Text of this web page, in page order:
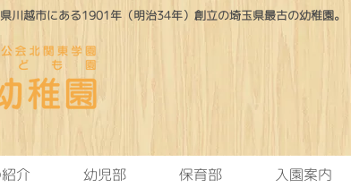
川越市にある1901年（明治34年）創立の埼玉県最古の幼稚園。
介 幼児部 保育部 入園案内